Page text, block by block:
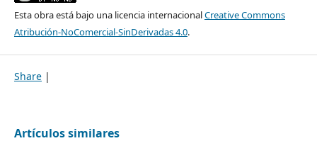
Esta obra está bajo una licencia internacionalCreative Commons
Atribución-NoComercial-SinDerivadas 4.0.
Share |
Artículos similares